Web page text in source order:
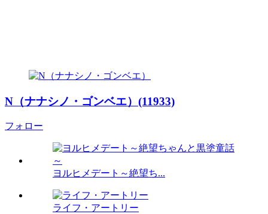
N（ナナシノ・ゴンベエ）(11933)
フォロー
ヨルヒメデート～絶望ち...
ライフ・アートリー